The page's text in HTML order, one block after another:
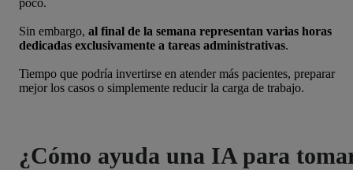
poco.
Sin embargo, al final de la semana representan varias horas
dedicadas exclusivamente a tareas administrativas.
Tiempo que podría invertirse en atender más pacientes, preparar
mejor los casos o simplemente reducir la carga de trabajo.
¿Cómo ayuda una IA para